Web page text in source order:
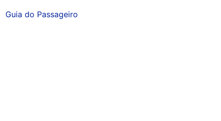
Guia do Passageiro